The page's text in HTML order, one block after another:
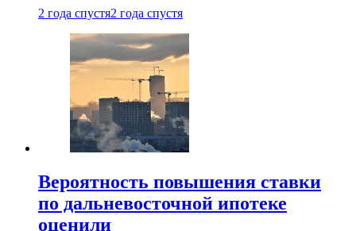
2 года спустя2 года спустя
Вероятность повышения ставки
по дальневосточной ипотеке
оценили